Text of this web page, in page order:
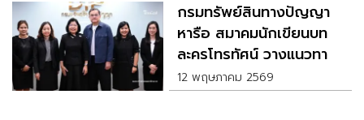
กรมทรัพย์สินทางปัญญา
หารือ สมาคมนักเขียนบท
ละครโทรทัศน์ วางแนวทาง
ปั้นคอนเทนต์ไทยในตลาด
สากล
12 พฤษภาคม 2569